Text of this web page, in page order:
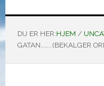
DU ER HER:HJEM /
GATAN……..(BEKALGER